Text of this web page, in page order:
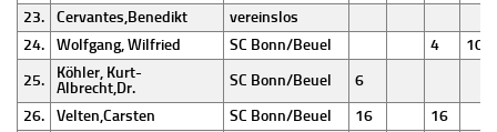
23.
Cervantes,Benedikt
vereinslos
24.
Wolfgang, Wilfried SC Bonn/Beuel 4
10
25.
Köhler, Kurt-
Albrecht,Dr.
SC Bonn/Beuel
6
26.
Velten,Carsten SC Bonn/Beuel 16
16